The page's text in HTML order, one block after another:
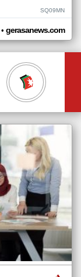
SQ09MN
• gerasanews.com